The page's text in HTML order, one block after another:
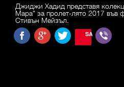
Джиджи Хадид представя
Мара" за пролет-лято 2017 във
Стивън Мейзъл.
SAVE